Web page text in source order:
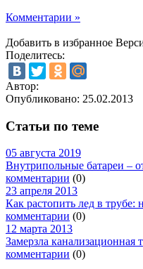
Комментарии »
Добавить в избранное
Поделитесь:
Автор:
Опубликовано: 25.02.2013
Статьи по теме
05 августа 2019
Внутрипольные батареи –
комментарии (0)
23 апреля 2013
Как растопить лед в трубе:
комментарии (0)
12 марта 2013
Замерзла канализационная
комментарии (0)